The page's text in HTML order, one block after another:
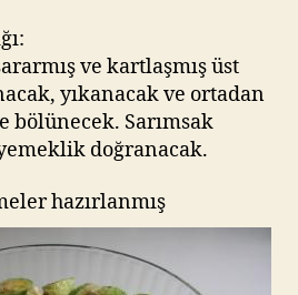
ve kartlaşmış üst
yıkanacak ve ortadan
bölünecek. Sarımsak
doğranacak.
hazırlanmış